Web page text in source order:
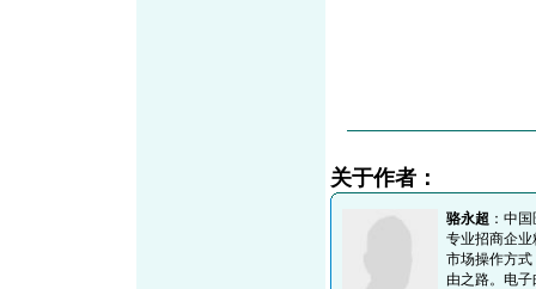
关于作者：
骆永超 ：中
专业招商企
市场操作方
由之路。电